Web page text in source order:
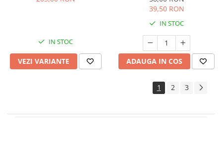
IN STOC
VEZI VARIANTE
39,50 RON
IN STOC
ADAUGA IN COS
1 2 3